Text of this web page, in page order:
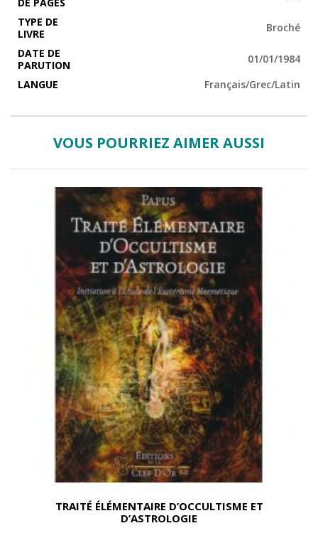
TYPE DE
LIVRE
Broché
DATE DE
PARUTION
01/01/1984
LANGUE
Français/Grec/Latin
VOUS POURRIEZ AIMER AUSSI
TRAITÉ ÉLÉMENTAIRE D’OCCULTISME ET
D’ASTROLOGIE